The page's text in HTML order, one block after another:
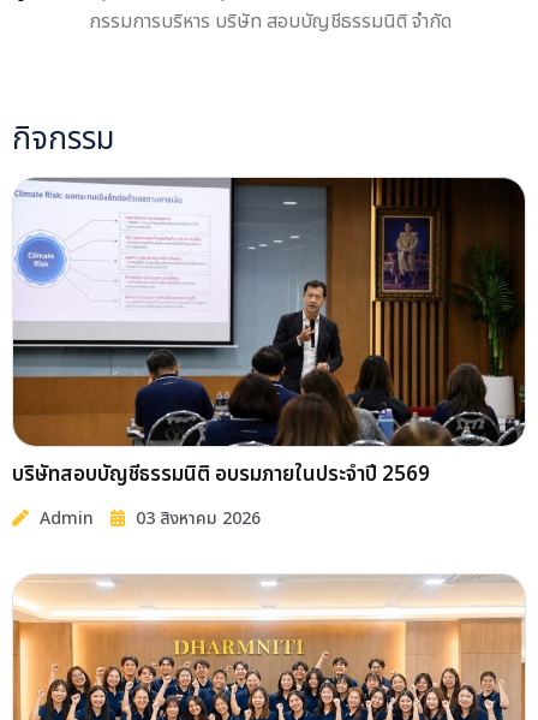
กรรมการบริหาร บริษัท สอบบัญชีธรรมนิติ จำกัด
กิจกรรม
บริษัทสอบบัญชีธรรมนิติ อบรมภายในประจำปี 2569
Admin 03 สิงหาคม 2026